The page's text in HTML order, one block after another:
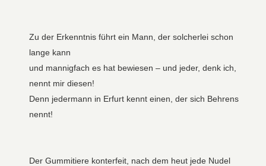
Zu der Erkenntnis führt ein Mann, der solcherlei schon
lange kann
und mannigfach es hat bewiesen – und jeder, denk ich,
nennt mir diesen!
Denn jedermann in Erfurt kennt einen, der sich Behrens
nennt!
Der Gummitiere konterfeit, nach dem heut jede Nudel